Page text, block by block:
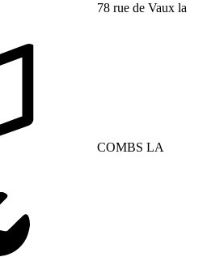
78 rue de Vaux la
COMBS LA